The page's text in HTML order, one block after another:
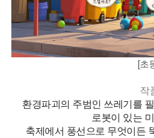
[초
작
환경파괴의 주범인 쓰레기를
로봇이 있는
축제에서 풍선으로 무엇이든